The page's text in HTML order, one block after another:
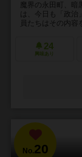
魔界の永田町、
は、今日も「政
員たちはその内
24
興味あり
No.20